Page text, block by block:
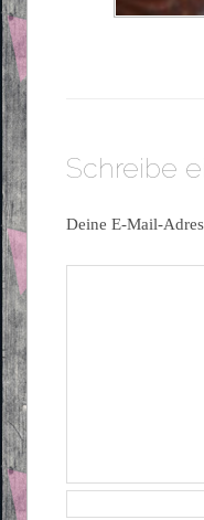
Schreibe
Deine E-Mail-